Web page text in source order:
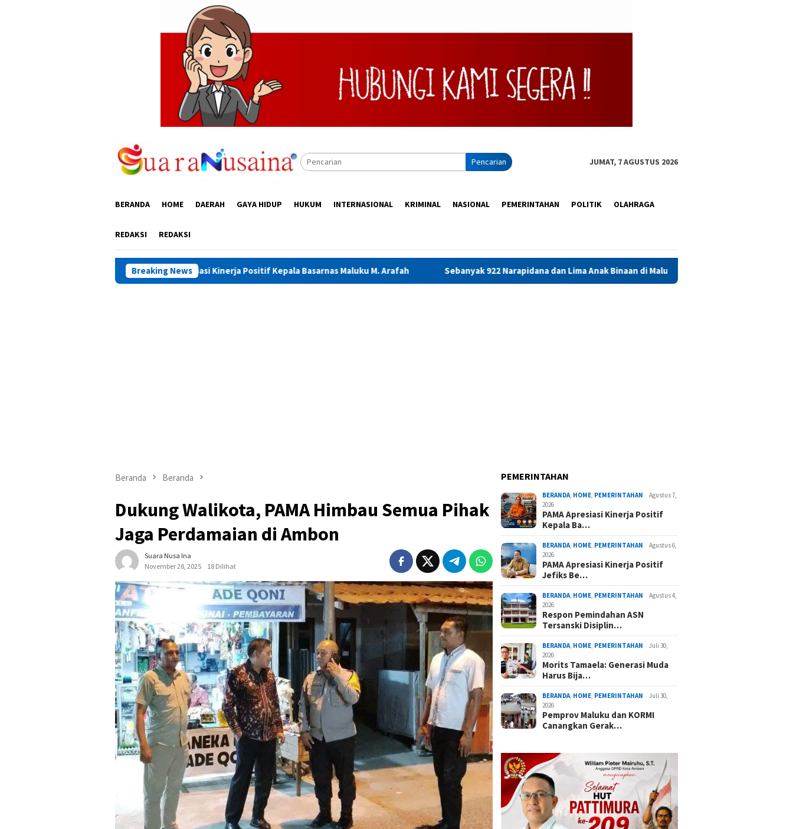
Pencarian JUMAT, 7 AGUSTUS 2026
BERANDA HOME DAERAH GAYA HIDUP HUKUM INTERNASIONAL KRIMINAL NASIONAL PEMERINTAHAN POLITIK OLAHRAGA
REDAKSI REDAKSI
Breaking News
PAMA Apresiasi Kinerja Positif Kepala Basarnas Maluku M. Arafah Sebanyak 922 Narapidana dan Lima Anak Binaan di Maluku Diusulkan Terima Remisi HUT RI
Beranda Beranda
Dukung Walikota, PAMA Himbau Semua Pihak
Jaga Perdamaian di Ambon
Suara Nusa Ina
November 28, 2025
18 Dilihat
PEMERINTAHAN
BERANDA, HOME, PEMERINTAHAN
Agustus 7,
2026
PAMA Apresiasi Kinerja Positif
Kepala Ba…
BERANDA, HOME, PEMERINTAHAN
Agustus 6,
2026
PAMA Apresiasi Kinerja Positif
Jefiks Be…
BERANDA, HOME, PEMERINTAHAN
Agustus 4,
2026
Respon Pemindahan ASN
Tersanski Disiplin…
BERANDA, HOME, PEMERINTAHAN
Juli 30,
2026
Morits Tamaela: Generasi Muda
Harus Bija…
BERANDA, HOME, PEMERINTAHAN
Juli 30,
2026
Pemprov Maluku dan KORMI
Canangkan Gerak…